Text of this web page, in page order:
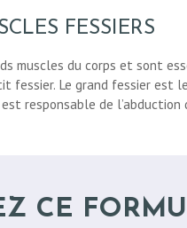
FESSIERS
muscles du corps et sont
fessier. Le grand fessier
responsable de
CE